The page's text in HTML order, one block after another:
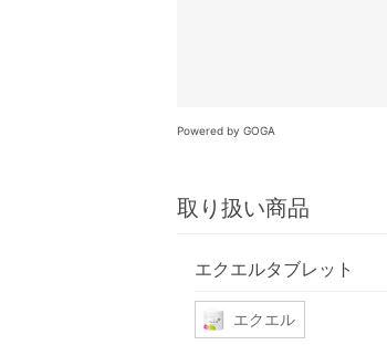
Powered by GOGA
取り扱い商品
エクエルタブレット
エクエル